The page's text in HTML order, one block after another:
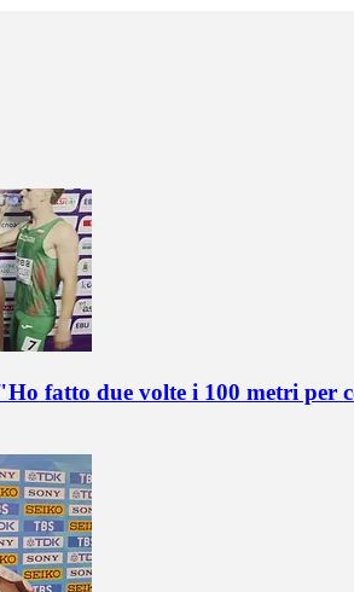
fatto due volte i 100 metri per